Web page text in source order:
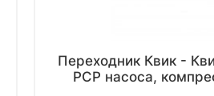
Переходник Квик -
РСР насоса,